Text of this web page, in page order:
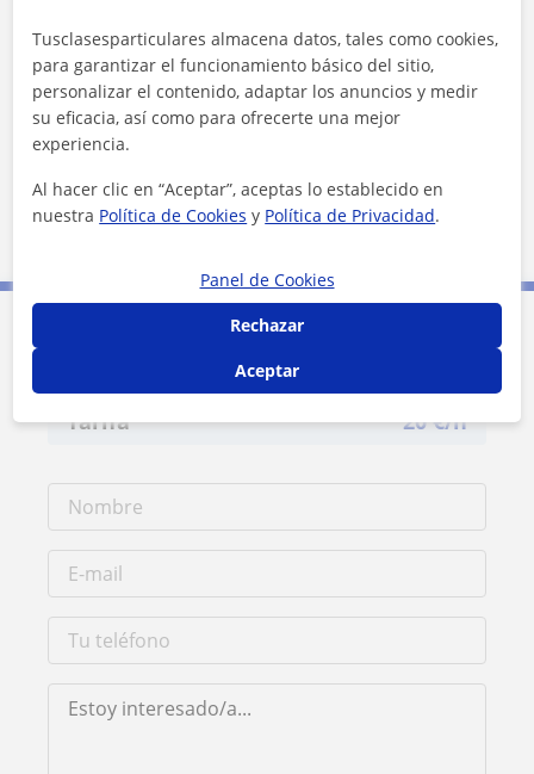
¿Quieres saber más de InspireU?
Datos verificados
Ver perfil
Tarifa 20€/h
Tusclasesparticulares almacena datos, tales como cookies,
para garantizar el funcionamiento básico del sitio,
personalizar el contenido, adaptar los anuncios y medir
su eficacia, así como para ofrecerte una mejor
experiencia.
Al hacer clic en “Aceptar”, aceptas lo establecido en
nuestra Política de Cookies y Política de Privacidad.
Panel de Cookies
Rechazar
Aceptar